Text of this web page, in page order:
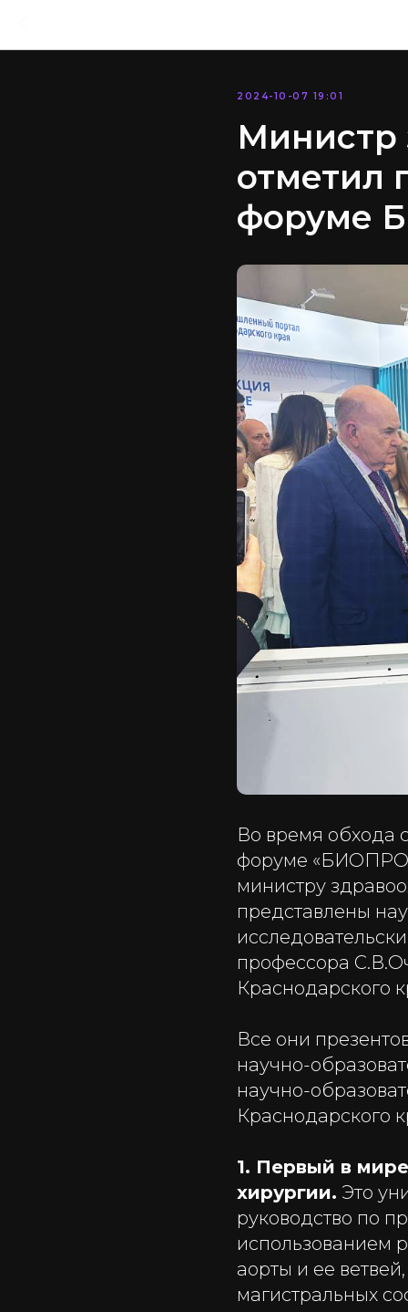
2024-10-07 19:01
Министр
отметил
форуме
Во время обхода
форуме
министру
представлены
профессора
Краснодарского
Все они
научно-
научно-
Краснодарского
1. Первый в
хирургии. Это
руководство по
использованием
аорты и ее
магистральных